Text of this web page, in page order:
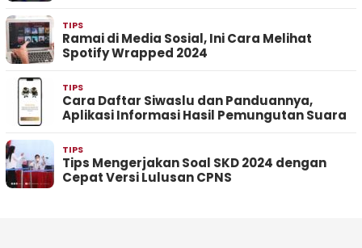
TIPS
Ramai di Media Sosial, Ini Cara Melihat
Spotify Wrapped 2024
TIPS
Cara Daftar Siwaslu dan Panduannya,
Aplikasi Informasi Hasil Pemungutan Suara
TIPS
Tips Mengerjakan Soal SKD 2024 dengan
Cepat Versi Lulusan CPNS